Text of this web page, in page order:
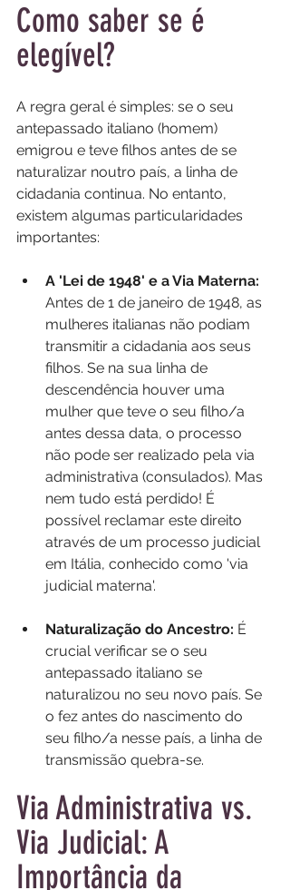
Como saber se é
elegível?
A regra geral é simples: se o seu
antepassado italiano (homem)
emigrou e teve filhos antes de se
naturalizar noutro país, a linha de
cidadania continua. No entanto,
existem algumas particularidades
importantes:
A 'Lei de 1948' e a Via Materna:
Antes de 1 de janeiro de 1948, as
mulheres italianas não podiam
transmitir a cidadania aos seus
filhos. Se na sua linha de
descendência houver uma
mulher que teve o seu filho/a
antes dessa data, o processo
não pode ser realizado pela via
administrativa (consulados). Mas
nem tudo está perdido! É
possível reclamar este direito
através de um processo judicial
em Itália, conhecido como 'via
judicial materna'.
Naturalização do Ancestro: É
crucial verificar se o seu
antepassado italiano se
naturalizou no seu novo país. Se
o fez antes do nascimento do
seu filho/a nesse país, a linha de
transmissão quebra-se.
Via Administrativa vs.
Via Judicial: A
Importância da